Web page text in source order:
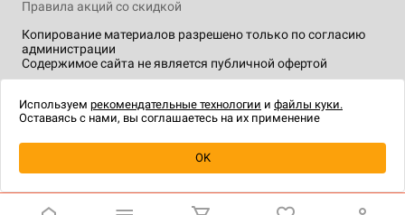
Уведомить о наличии
Копирование материалов разрешено только по согласию
администрации
Содержимое сайта не является публичной офертой
Правила акций со скидкой
технологии.
Используем рекомендательные технологии и файлы куки.
Оставаясь с нами, вы соглашаетесь на их применение
OK